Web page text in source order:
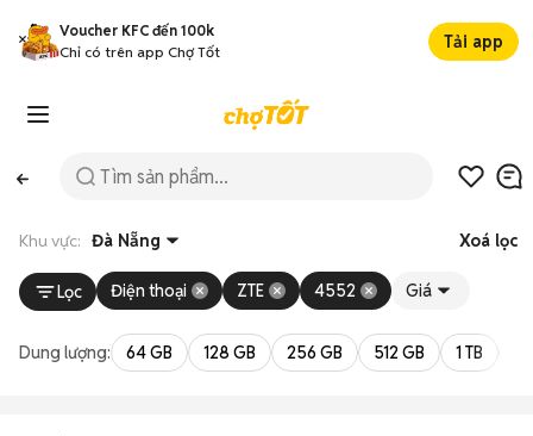
Voucher KFC đến 100k
Chỉ có trên app Chợ Tốt
Tải app
Khu vực: Đà Nẵng Xoá lọc
Lọc Điện thoại ZTE 4552 Giá
Dung lượng: 64 GB 128 GB 256 GB 512 GB 1 TB